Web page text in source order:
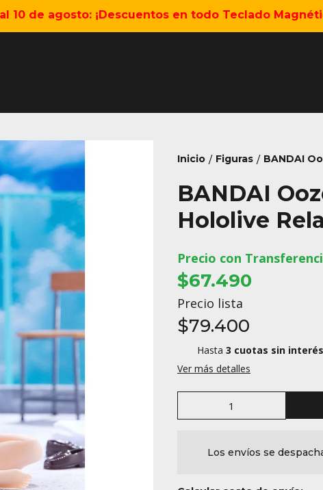
10 de agosto: ¡Descuentos en todo Teclado
Inicio / Figuras / BANDAI
BANDAI
Hololive
Precio con
$67.490
Precio lista
$79.400
Hasta 3 cuotas sin interés
Ver más detalles
Los envíos se